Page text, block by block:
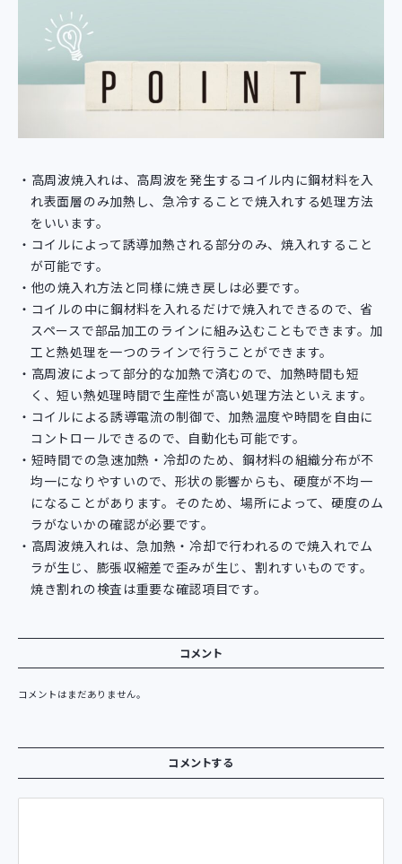
高周波焼入れは、高周波を発生するコイル内に鋼材料を入
れ表面層のみ加熱し、急冷することで焼入れする処理方法
をいいます。
コイルによって誘導加熱される部分のみ、焼入れすること
が可能です。
他の焼入れ方法と同様に焼き戻しは必要です。
コイルの中に鋼材料を入れるだけで焼入れできるので、省
スペースで部品加工のラインに組み込むこともできます。加
工と熱処理を一つのラインで行うことができます。
高周波によって部分的な加熱で済むので、加熱時間も短
く、短い熱処理時間で生産性が高い処理方法といえます。
コイルによる誘導電流の制御で、加熱温度や時間を自由に
コントロールできるので、自動化も可能です。
短時間での急速加熱・冷却のため、鋼材料の組織分布が不
均一になりやすいので、形状の影響からも、硬度が不均一
になることがあります。そのため、場所によって、硬度のム
ラがないかの確認が必要です。
高周波焼入れは、急加熱・冷却で行われるので焼入れでム
ラが生じ、膨張収縮差で歪みが生じ、割れすいものです。
焼き割れの検査は重要な確認項目です。
コメント
コメントはまだありません。
コメントする